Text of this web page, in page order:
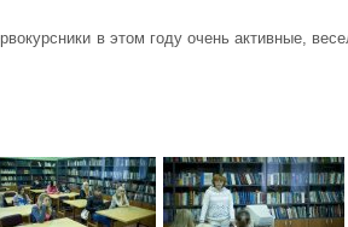
в этом году очень активные,